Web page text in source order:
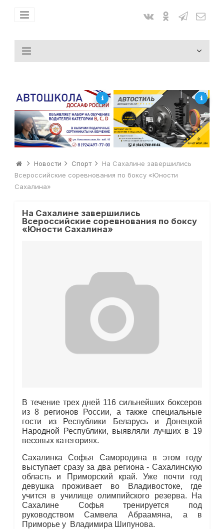
Новости Спорт
На Сахалине завершились
Всероссийские соревнования по боксу «Юности
Сахалина»
На Сахалине завершились
Всероссийские соревнования по боксу
«Юности Сахалина»
В течение трех дней 116 сильнейших боксеров
из 8 регионов России, а также специальные
гости из Республики Беларусь и Донецкой
Народной Республики, выявляли лучших в 19
весовых категориях.
Сахалинка Софья Самородина в этом году
выступает сразу за два региона - Сахалинскую
область и Приморский край. Уже почти год
девушка проживает во Владивостоке, где
учится в училище олимпийского резерва. На
Сахалине Софья тренируется под
руководством Самвела Абраамяна, а в
Приморье у Владимира Шипунова.